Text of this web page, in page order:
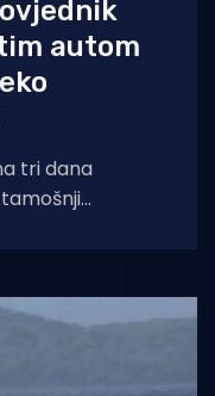
autom
tri dana